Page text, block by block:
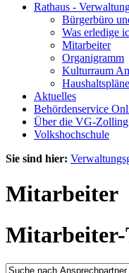
Rathaus -
Bürgerbüro
Was erledige
Mitarbeiter
Organigramm
Kulturraum
Haushaltspläne
Aktuelles
Behördenservice
Über die VG-Zolling
Volkshochschule
Sie sind hier:
Mitarbeiter
Mitarbeiter-